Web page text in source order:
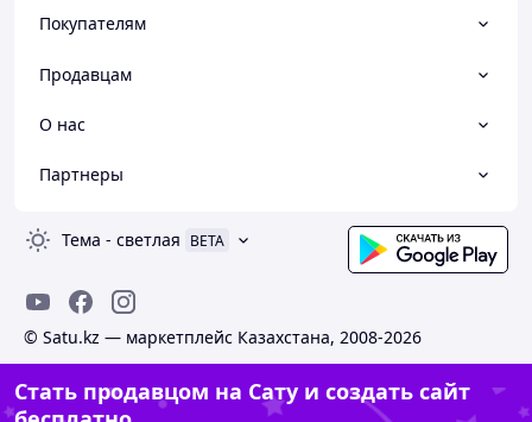
Покупателям
Продавцам
О нас
Партнеры
Тема - светлая BETA
© Satu.kz — маркетплейс Казахстана, 2008-2026
Стать продавцом на Сату и создать сайт